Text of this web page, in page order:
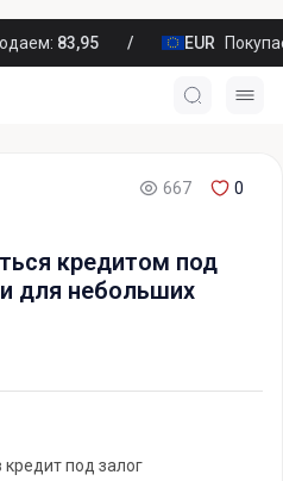
83,95 EUR
667 0
кредитом под
для небольших
под залог